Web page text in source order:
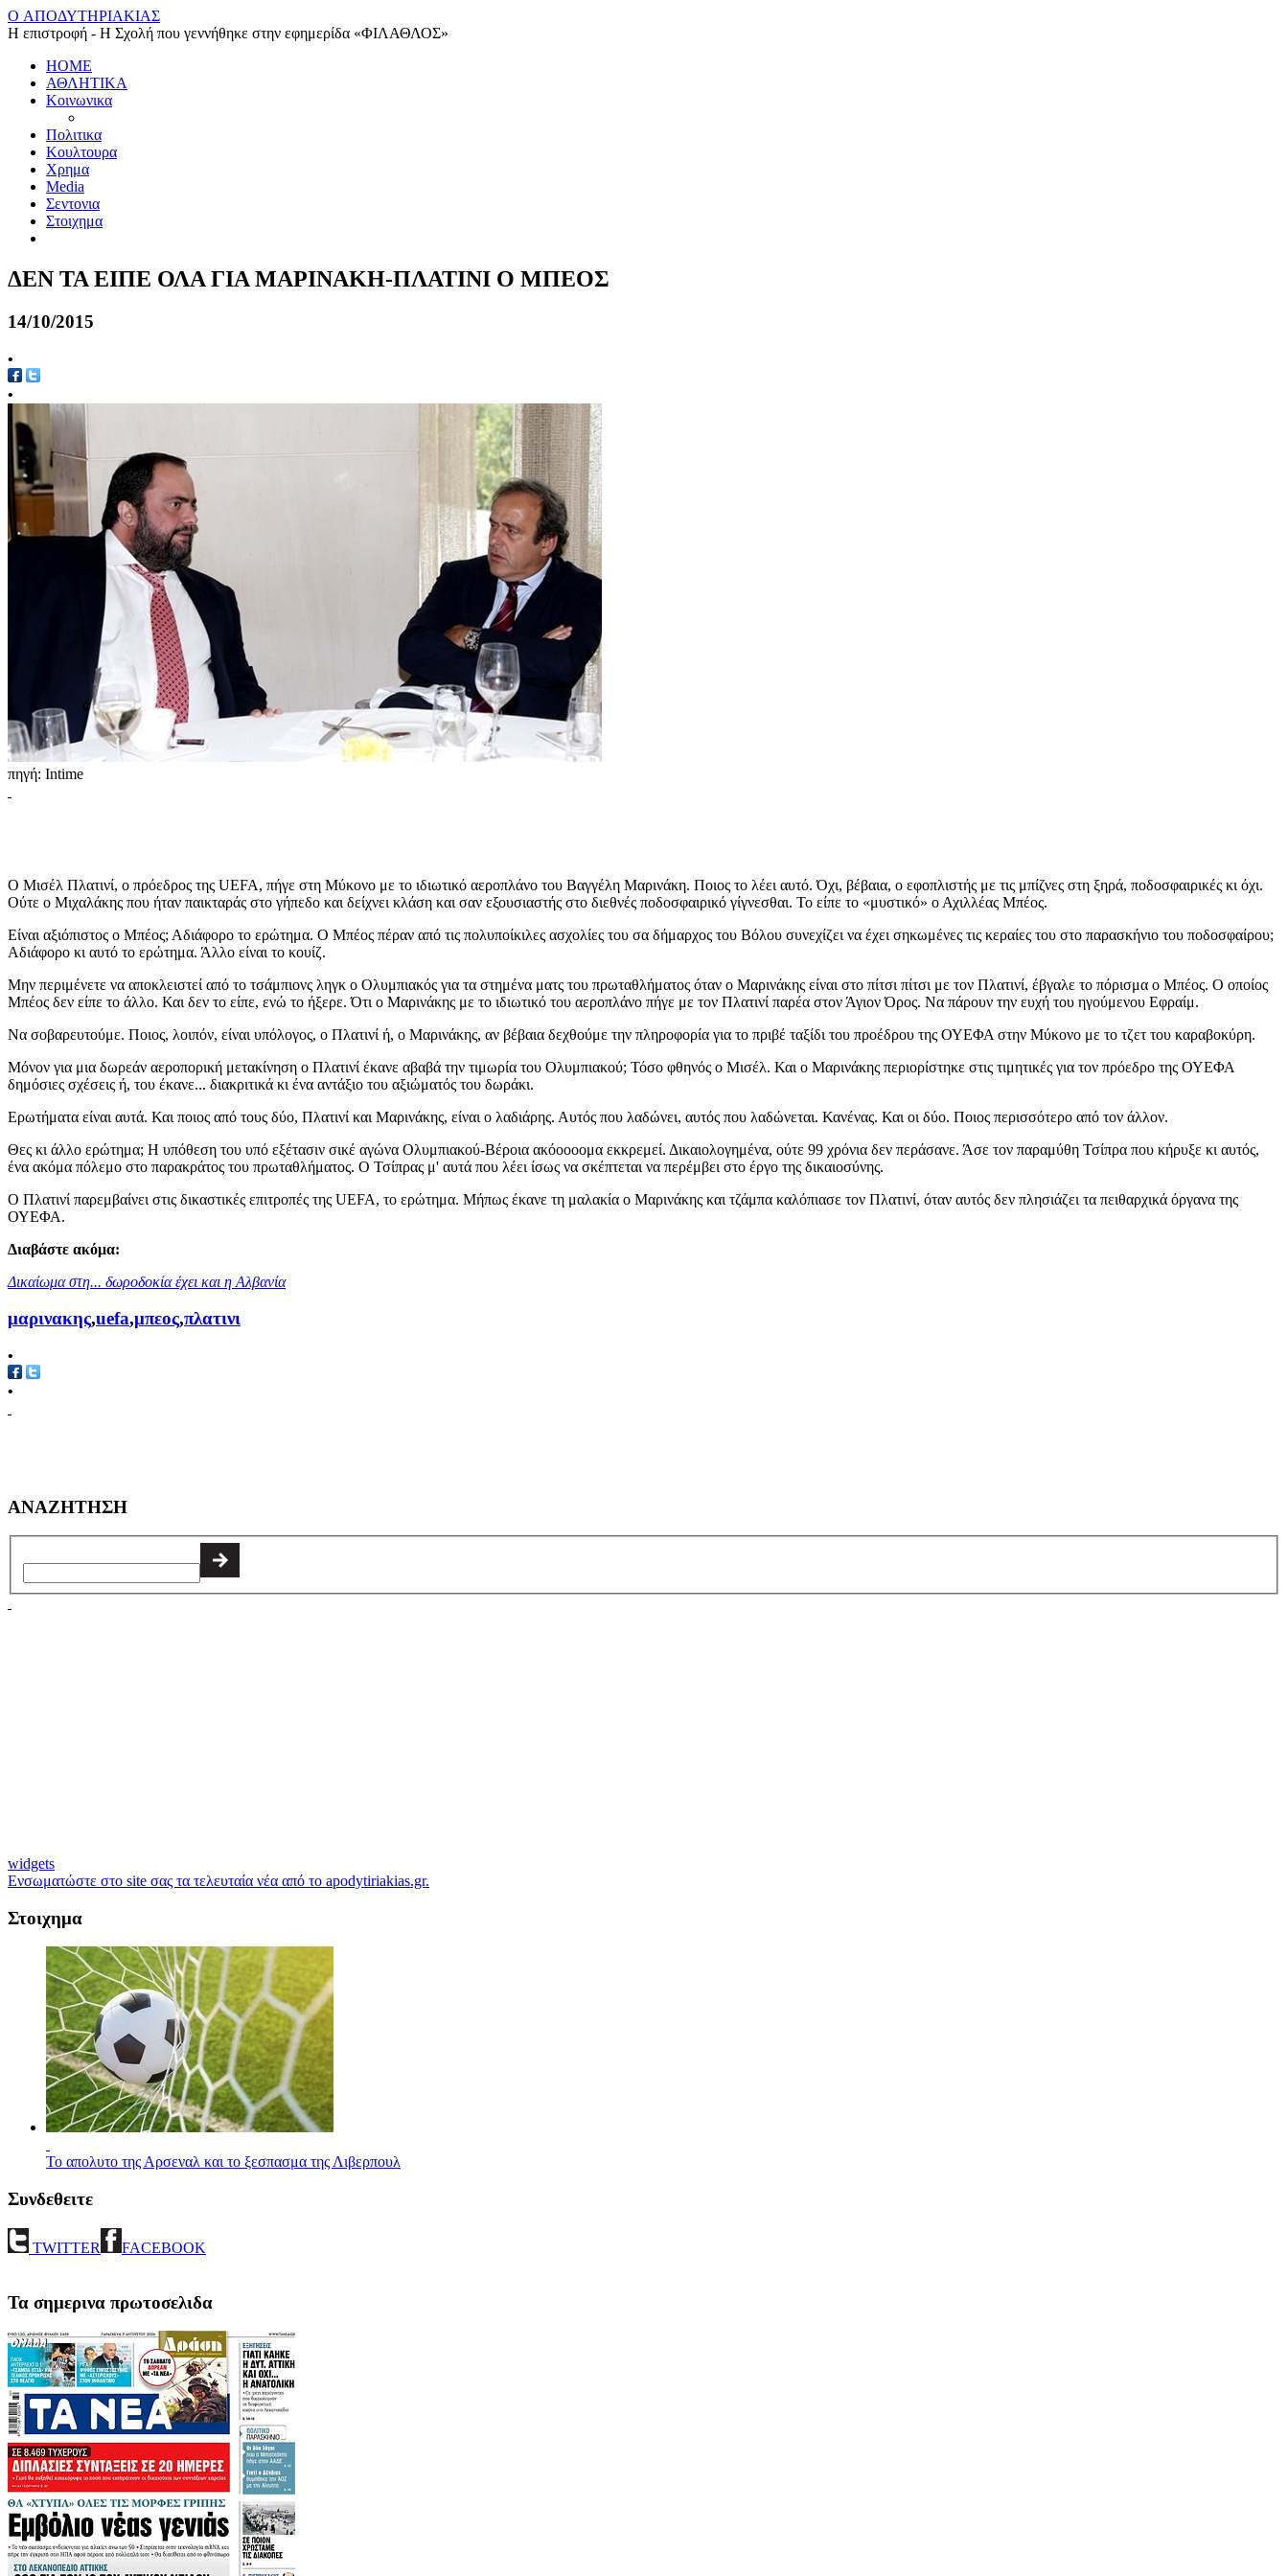
O ΑΠΟΔΥΤΗΡΙΑΚΙΑΣ
Η επιστροφή - Η Σχολή που γεννήθηκε στην εφημερίδα «ΦΙΛΑΘΛΟΣ»
HOME
ΑΘΛΗΤΙΚΑ
Κοινωνικα
Πολιτικα
Κουλτουρα
Χρημα
Media
Σεντονια
Στοιχημα
ΔΕΝ ΤΑ ΕΙΠΕ ΟΛΑ ΓΙΑ ΜΑΡΙΝΑΚΗ-ΠΛΑΤΙΝΙ Ο ΜΠΕΟΣ
14/10/2015
•
•
πηγή: Intime
Ο Μισέλ Πλατινί, ο πρόεδρος της UEFA, πήγε στη Μύκονο με το ιδιωτικό αεροπλάνο του Βαγγέλη Μαρινάκη. Ποιος το λέει αυτό. Όχι, βέβαια, ο εφοπλιστής με τις μπίζνες στη ξηρά, ποδοσφαιρικές κι όχι.
Ούτε ο Μιχαλάκης που ήταν παικταράς στο γήπεδο και δείχνει κλάση και σαν εξουσιαστής στο διεθνές ποδοσφαιρικό γίγνεσθαι. Το είπε το «μυστικό» ο Αχιλλέας Μπέος.
Είναι αξιόπιστος ο Μπέος; Αδιάφορο το ερώτημα. Ο Μπέος πέραν από τις πολυποίκιλες ασχολίες του σα δήμαρχος του Βόλου συνεχίζει να έχει σηκωμένες τις κεραίες του στο παρασκήνιο του ποδοσφαίρου;
Αδιάφορο κι αυτό το ερώτημα. Άλλο είναι το κουίζ.
Μην περιμένετε να αποκλειστεί από το τσάμπιονς ληγκ ο Ολυμπιακός για τα στημένα ματς του πρωταθλήματος όταν ο Μαρινάκης είναι στο πίτσι πίτσι με τον Πλατινί, έβγαλε το πόρισμα ο Μπέος. Ο οποίος
Μπέος δεν είπε το άλλο. Και δεν το είπε, ενώ το ήξερε. Ότι ο Μαρινάκης με το ιδιωτικό του αεροπλάνο πήγε με τον Πλατινί παρέα στον Άγιον Όρος. Να πάρουν την ευχή του ηγούμενου Εφραίμ.
Να σοβαρευτούμε. Ποιος, λοιπόν, είναι υπόλογος, ο Πλατινί ή, ο Μαρινάκης, αν βέβαια δεχθούμε την πληροφορία για το πριβέ ταξίδι του προέδρου της ΟΥΕΦΑ στην Μύκονο με το τζετ του καραβοκύρη.
Μόνον για μια δωρεάν αεροπορική μετακίνηση ο Πλατινί έκανε αβαβά την τιμωρία του Ολυμπιακού; Τόσο φθηνός ο Μισέλ. Και ο Μαρινάκης περιορίστηκε στις τιμητικές για τον πρόεδρο της ΟΥΕΦΑ
δημόσιες σχέσεις ή, του έκανε... διακριτικά κι ένα αντάξιο του αξιώματός του δωράκι.
Ερωτήματα είναι αυτά. Και ποιος από τους δύο, Πλατινί και Μαρινάκης, είναι ο λαδιάρης. Αυτός που λαδώνει, αυτός που λαδώνεται. Κανένας. Και οι δύο. Ποιος περισσότερο από τον άλλον.
Θες κι άλλο ερώτημα; Η υπόθεση του υπό εξέτασιν σικέ αγώνα Ολυμπιακού-Βέροια ακόοοοομα εκκρεμεί. Δικαιολογημένα, ούτε 99 χρόνια δεν περάσανε. Άσε τον παραμύθη Τσίπρα που κήρυξε κι αυτός,
ένα ακόμα πόλεμο στο παρακράτος του πρωταθλήματος. Ο Τσίπρας μ' αυτά που λέει ίσως να σκέπτεται να περέμβει στο έργο της δικαιοσύνης.
Ο Πλατινί παρεμβαίνει στις δικαστικές επιτροπές της UEFA, το ερώτημα. Μήπως έκανε τη μαλακία ο Μαρινάκης και τζάμπα καλόπιασε τον Πλατινί, όταν αυτός δεν πλησιάζει τα πειθαρχικά όργανα της
ΟΥΕΦΑ.
Διαβάστε ακόμα:
Δικαίωμα στη... δωροδοκία έχει και η Αλβανία
μαρινακης,uefa,μπεος,πλατινι
•
•
ΑΝΑΖΗΤΗΣΗ
widgets
Ενσωματώστε στο site σας τα τελευταία νέα από το apodytiriakias.gr.
Στοιχημα
Το απολυτο της Αρσεναλ και το ξεσπασμα της Λιβερπουλ
Συνδεθειτε
TWITTER FACEBOOK
Τα σημερινα πρωτοσελιδα